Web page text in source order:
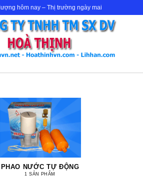
hôm nay – Thị trường ngày mai
PHAO NƯỚC TỰ ĐỘNG
1 SẢN PHẨM